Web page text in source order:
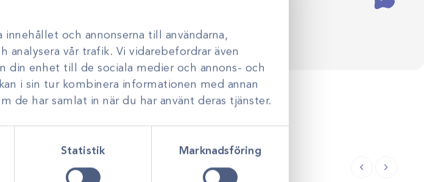
och annonserna till användarna,
vår trafik. Vi vidarebefordrar även
din enhet till de sociala medier och annons- och
i sin tur kombinera informationen med annan
har samlat in när du har använt deras tjänster.
Statistik Marknadsföring